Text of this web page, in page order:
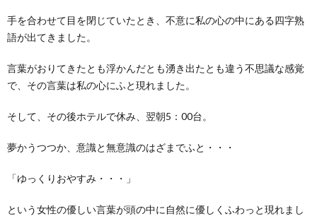
手を合わせて目を閉じていたとき、不意に私の心の中にある四字熟
語が出てきました。
言葉がおりてきたとも浮かんだとも湧き出たとも違う不思議な感覚
で、その言葉は私の心にふと現れました。
そして、その後ホテルで休み、翌朝5：00台。
夢かうつつか、意識と無意識のはざまでふと・・・
「ゆっくりおやすみ・・・」
という女性の優しい言葉が頭の中に自然に優しくふわっと現れまし